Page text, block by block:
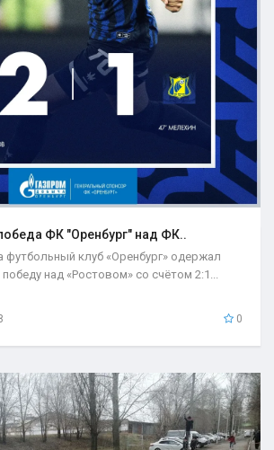
ФК "Оренбург" над ФК..
футбольный клуб «Оренбург» одержал
над «Ростовом» со счётом 2:1...
0